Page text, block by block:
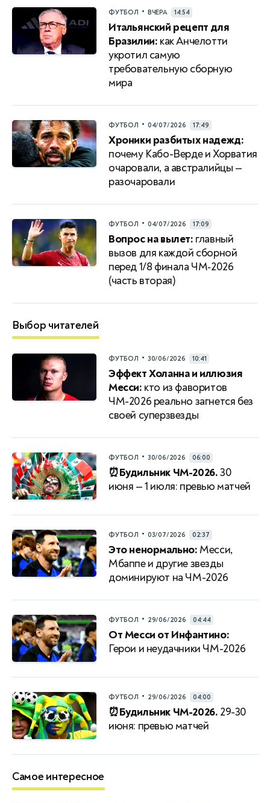
ФУТБОЛ • ВЧЕРА 14:54
Итальянский рецепт для
Бразилии: как Анчелотти
укротил самую
требовательную сборную
мира
ФУТБОЛ • 04/07/2026 17:49
Хроники разбитых надежд:
почему Кабо-Верде и Хорватия
очаровали, а австралийцы —
разочаровали
ФУТБОЛ • 04/07/2026 17:09
Вопрос на вылет: главный
вызов для каждой сборной
перед 1/8 финала ЧМ‑2026
(часть вторая)
Выбор читателей
ФУТБОЛ • 30/06/2026 10:41
Эффект Холанна и иллюзия
Месси: кто из фаворитов
ЧМ-2026 реально загнется без
своей суперзвезды
ФУТБОЛ • 30/06/2026 06:00
⏰Будильник ЧМ-2026.30
июня — 1 июля: превью матчей
ФУТБОЛ • 03/07/2026 02:37
Это ненормально: Месси,
Мбаппе и другие звезды
доминируют на ЧМ-2026
ФУТБОЛ • 29/06/2026 04:44
От Месси от Инфантино:
Герои и неудачники ЧМ-2026
ФУТБОЛ • 29/06/2026 04:00
⏰Будильник ЧМ-2026. 29-30
июня: превью матчей
Самое интересное